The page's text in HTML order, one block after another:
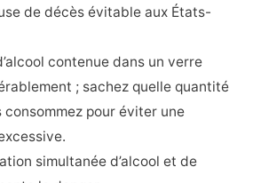
de décès évitable aux États-
contenue dans un verre
; sachez quelle quantité
consommez pour éviter une
simultanée d’alcool et de